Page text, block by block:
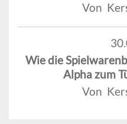
Von
Wie die
Alpha zum
Von